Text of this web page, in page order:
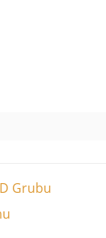
Grubu